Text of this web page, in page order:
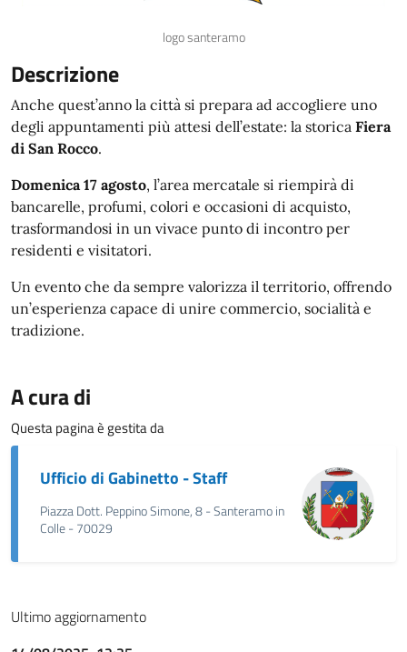
logo santeramo
Descrizione
Anche quest’anno la città si prepara ad accogliere uno
degli appuntamenti più attesi dell’estate: la storica Fiera
di San Rocco.
Domenica 17 agosto, l’area mercatale si riempirà di
bancarelle, profumi, colori e occasioni di acquisto,
trasformandosi in un vivace punto di incontro per
residenti e visitatori.
Un evento che da sempre valorizza il territorio, offrendo
un’esperienza capace di unire commercio, socialità e
tradizione.
A cura di
Questa pagina è gestita da
Ufficio di Gabinetto - Staff
Piazza Dott. Peppino Simone, 8 - Santeramo in
Colle - 70029
Ultimo aggiornamento